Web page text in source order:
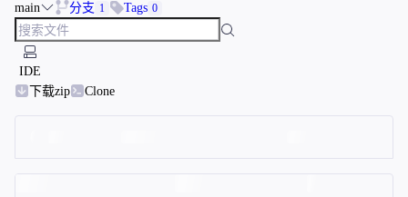
main 分支 1 Tags 0
IDE
下载zip
Clone